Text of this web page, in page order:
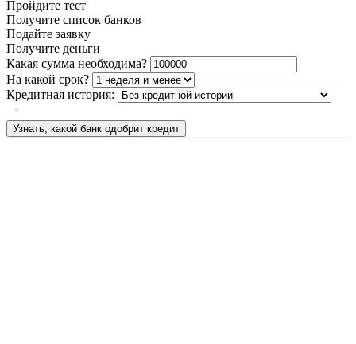
Пройдите тест
Получите список банков
Подайте заявку
Получите деньги
Какая сумма необходима?
На какой срок?
Кредитная история:
Узнать, какой банк одобрит кредит